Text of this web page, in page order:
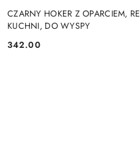
CZARNY HOKER Z OPARCIEM,
KUCHNI, DO WYSPY
Cena:
342.00